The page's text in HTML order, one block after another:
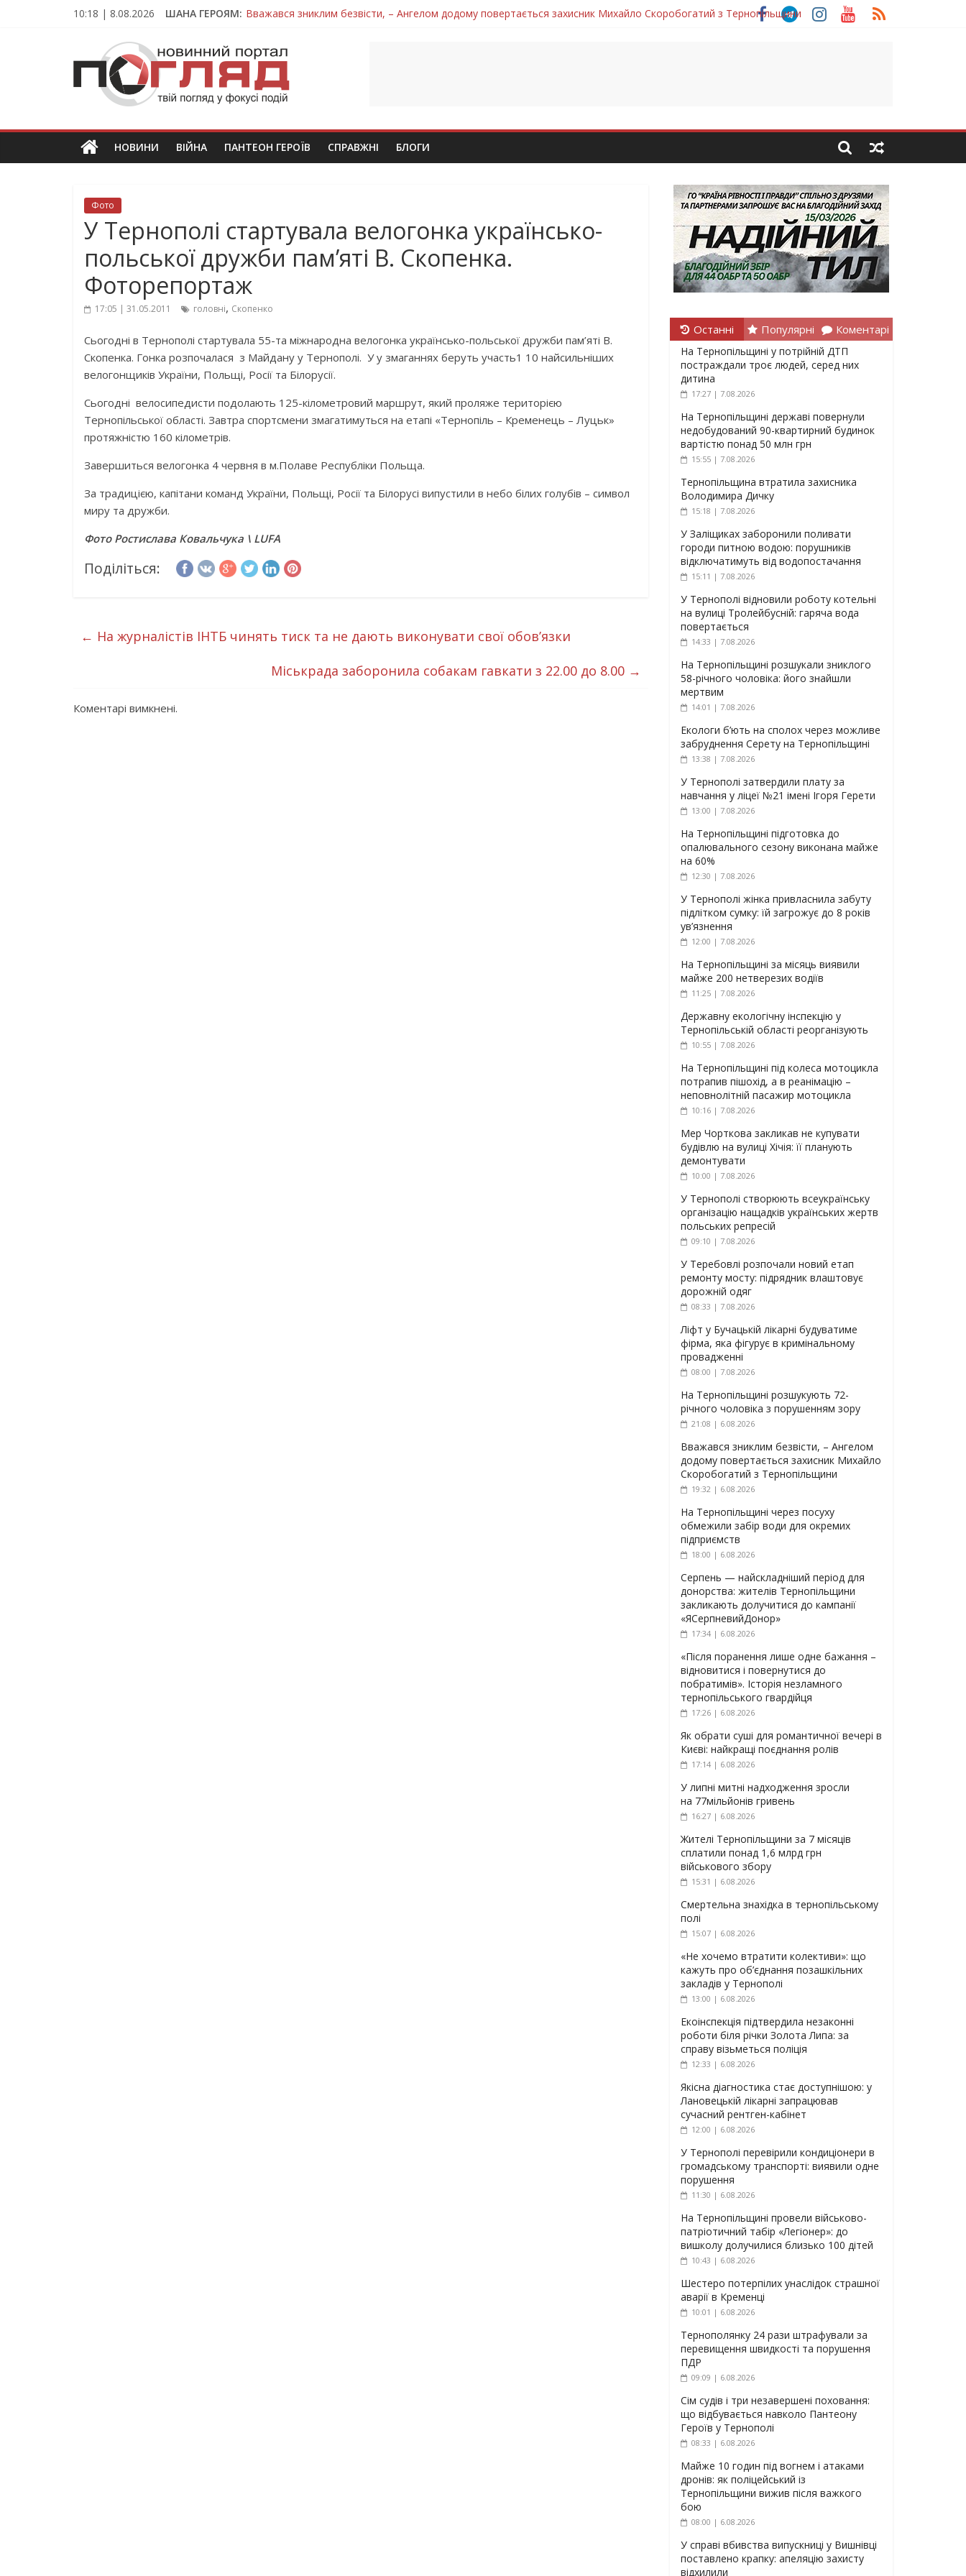
10:18 | 8.08.2026 ШАНА ГЕРОЯМ: Вважався зниклим безвісти, – Ангелом додому повертається захисник Михайло Скоробогатий з Тернопільщини
Тернопільщина втратила захисника Володимира Вельму
Захисник з Тернопільщини Петро Федів повертається до рідного дому «на щиті»
Тернопільщина втратила захисника Володимира Дичку
ПОГЛЯД
Новини
Тернополя.
новини
та
НОВИНИ ВІЙНА ПАНТЕОН ГЕРОЇВ СПРАВЖНІ БЛОГИ
Фото
У Тернополі стартувала велогонка українсько-
польської дружби пам’яті В. Скопенка.
Фоторепортаж
17:05 | 31.05.2011 головні, Скопенко
Сьогодні в Тернополі стартувала 55-та міжнародна велогонка українсько-польської дружби пам’яті В.
Скопенка. Гонка розпочалася з Майдану у Тернополі. У у змаганнях беруть участь1 10 найсильніших
велогонщиків України, Польщі, Росії та Білорусії.
Сьогодні велосипедисти подолають 125-кілометровий маршрут, який проляже територією
Тернопільської області. Завтра спортсмени змагатимуться на етапі «Тернопіль – Кременець – Луцьк»
протяжністю 160 кілометрів.
Завершиться велогонка 4 червня в м.Полаве Республіки Польща.
За традицією, капітани команд України, Польщі, Росії та Білорусі випустили в небо білих голубів – символ
миру та дружби.
Фото Ростислава Ковальчука \ LUFA
Поділіться:
← На журналістів ІНТБ чинять тиск та не дають виконувати свої обов’язки
Міськрада заборонила собакам гавкати з 22.00 до 8.00 →
Коментарі вимкнені.
Останні Популярні Коментарі
На Тернопільщині у потрійній ДТП
постраждали троє людей, серед них
дитина
17:27 | 7.08.2026
На Тернопільщині державі повернули
недобудований 90-квартирний будинок
вартістю понад 50 млн грн
15:55 | 7.08.2026
Тернопільщина втратила захисника
Володимира Дичку
15:18 | 7.08.2026
У Заліщиках заборонили поливати
городи питною водою: порушників
відключатимуть від водопостачання
15:11 | 7.08.2026
У Тернополі відновили роботу котельні
на вулиці Тролейбусній: гаряча вода
повертається
14:33 | 7.08.2026
На Тернопільщині розшукали зниклого
58-річного чоловіка: його знайшли
мертвим
14:01 | 7.08.2026
Екологи б’ють на сполох через можливе
забруднення Серету на Тернопільщині
13:38 | 7.08.2026
У Тернополі затвердили плату за
навчання у ліцеї №21 імені Ігоря Герети
13:00 | 7.08.2026
На Тернопільщині підготовка до
опалювального сезону виконана майже
на 60%
12:30 | 7.08.2026
У Тернополі жінка привласнила забуту
підлітком сумку: їй загрожує до 8 років
ув’язнення
12:00 | 7.08.2026
На Тернопільщині за місяць виявили
майже 200 нетверезих водіїв
11:25 | 7.08.2026
Державну екологічну інспекцію у
Тернопільській області реорганізують
10:55 | 7.08.2026
На Тернопільщині під колеса мотоцикла
потрапив пішохід, а в реанімацію –
неповнолітній пасажир мотоцикла
10:16 | 7.08.2026
Мер Чорткова закликав не купувати
будівлю на вулиці Хічія: її планують
демонтувати
10:00 | 7.08.2026
У Тернополі створюють всеукраїнську
організацію нащадків українських жертв
польських репресій
09:10 | 7.08.2026
У Теребовлі розпочали новий етап
ремонту мосту: підрядник влаштовує
дорожній одяг
08:33 | 7.08.2026
Ліфт у Бучацькій лікарні будуватиме
фірма, яка фігурує в кримінальному
провадженні
08:00 | 7.08.2026
На Тернопільщині розшукують 72-
річного чоловіка з порушенням зору
21:08 | 6.08.2026
Вважався зниклим безвісти, – Ангелом
додому повертається захисник Михайло
Скоробогатий з Тернопільщини
19:32 | 6.08.2026
На Тернопільщині через посуху
обмежили забір води для окремих
підприємств
18:00 | 6.08.2026
Серпень — найскладніший період для
донорства: жителів Тернопільщини
закликають долучитися до кампанії
«ЯСерпневийДонор»
17:34 | 6.08.2026
«Після поранення лише одне бажання –
відновитися і повернутися до
побратимів». Історія незламного
тернопільського гвардійця
17:26 | 6.08.2026
Як обрати суші для романтичної вечері в
Києві: найкращі поєднання ролів
17:14 | 6.08.2026
У липні митні надходження зросли
на 77мільйонів гривень
16:27 | 6.08.2026
Жителі Тернопільщини за 7 місяців
сплатили понад 1,6 млрд грн
військового збору
15:31 | 6.08.2026
Смертельна знахідка в тернопільському
полі
15:07 | 6.08.2026
«Не хочемо втратити колективи»: що
кажуть про об’єднання позашкільних
закладів у Тернополі
13:00 | 6.08.2026
Екоінспекція підтвердила незаконні
роботи біля річки Золота Липа: за
справу візьметься поліція
12:33 | 6.08.2026
Якісна діагностика стає доступнішою: у
Лановецькій лікарні запрацював
сучасний рентген-кабінет
12:00 | 6.08.2026
У Тернополі перевірили кондиціонери в
громадському транспорті: виявили одне
порушення
11:30 | 6.08.2026
На Тернопільщині провели військово-
патріотичний табір «Легіонер»: до
вишколу долучилися близько 100 дітей
10:43 | 6.08.2026
Шестеро потерпілих унаслідок страшної
аварії в Кременці
10:01 | 6.08.2026
Тернополянку 24 рази штрафували за
перевищення швидкості та порушення
ПДР
09:09 | 6.08.2026
Сім судів і три незавершені поховання:
що відбувається навколо Пантеону
Героїв у Тернополі
08:33 | 6.08.2026
Майже 10 годин під вогнем і атаками
дронів: як поліцейський із
Тернопільщини вижив після важкого
бою
08:00 | 6.08.2026
У справі вбивства випускниці у Вишнівці
поставлено крапку: апеляцію захисту
відхилили